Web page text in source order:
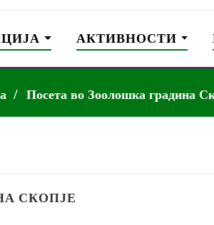
АКТИВНОСТИ
Посета во Зоолошка градина
СКОПЈЕ